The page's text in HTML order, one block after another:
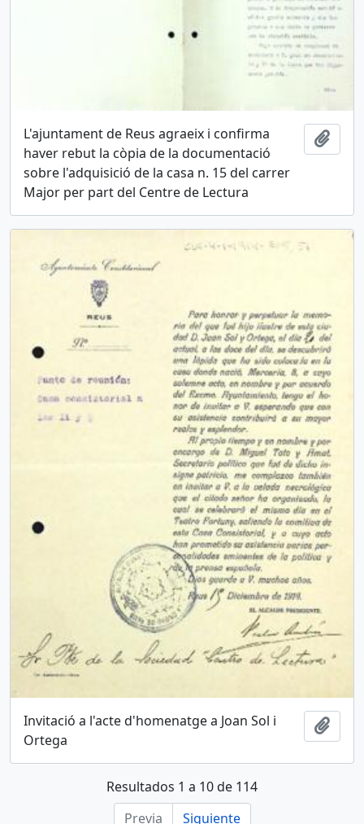
L'ajuntament de Reus agraeix i confirma
haver rebut la còpia de la documentació
sobre l'adquisició de la casa n. 15 del carrer
Major per part del Centre de Lectura
Invitació a l'acte d'homenatge a Joan Sol i
Ortega
Resultados 1 a 10 de 114
Previa
Siguiente